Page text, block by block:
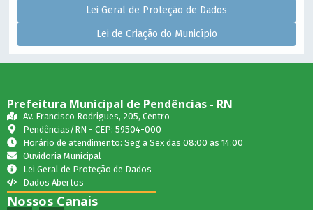
Lei Geral de Proteção de Dados
Lei de Criação do Município
Prefeitura Municipal de Pendências - RN
Av. Francisco Rodrigues, 205, Centro
Pendências/RN - CEP: 59504-000
Horário de atendimento: Seg a Sex das 08:00 as 14:00
Ouvidoria Municipal
Lei Geral de Proteção de Dados
Dados Abertos
Nossos Canais